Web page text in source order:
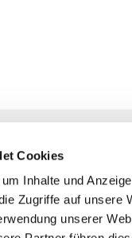
Cookies
Inhalte und
Zugriffe auf unsere
unserer